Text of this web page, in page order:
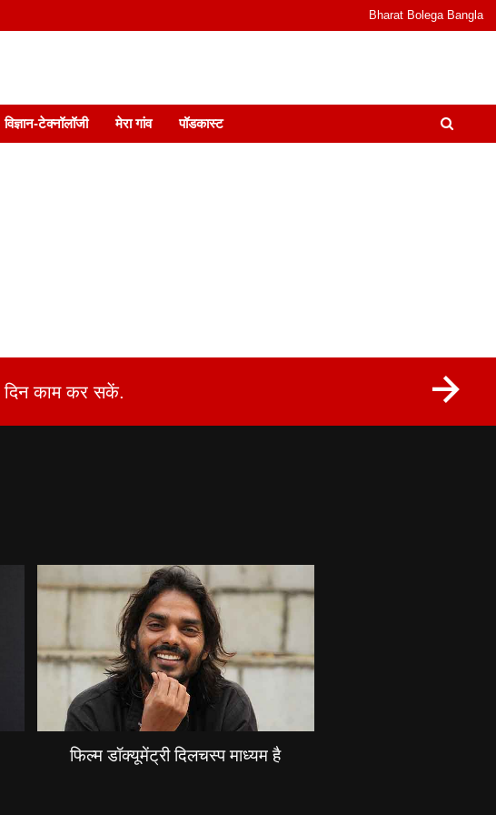
Bharat Bolega Bangla
Trends & Podcast I जानकारी भी समझदारी भी और पॉडकास्ट
विज्ञान-टेक्नॉलॉजी मेरा गांव पॉडकास्ट
दिन काम कर सकें.
फिल्म डॉक्यूमेंट्री दिलचस्प माध्यम है